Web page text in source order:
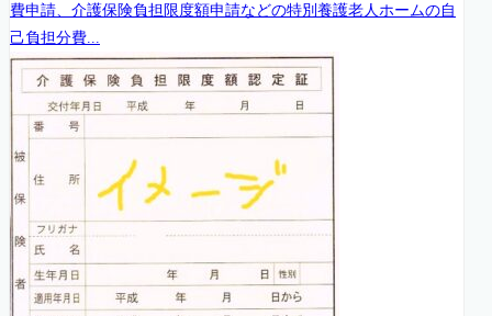
費申請、介護保険負担限度額申請などの特別養護老人ホームの自
己負担分費...